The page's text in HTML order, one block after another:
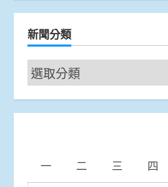
新聞分類
新
聞
分
一 二 三 四